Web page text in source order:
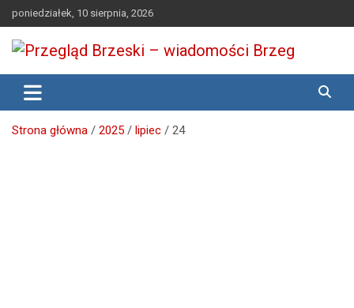
to
content
poniedziałek, 10 sierpnia, 2026
Przegląd Brzeski – wiadomości
Brzeg
Brzeg24
Strona główna 2025 lipiec 24